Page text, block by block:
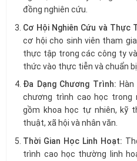
đồng nghiên cứu.
Cơ Hội Nghiên Cứu và Thực
cơ hội cho sinh viên tham
thực tập trong các công ty
thức vào thực tiễn và chuẩn
Đa Dạng Chương Trình:
chương trình cao học trong
gồm khoa học tự nhiên, kỹ
thuật, xã hội và nhân văn.
Thời Gian Học Linh Hoạt:
trình cao học thường linh